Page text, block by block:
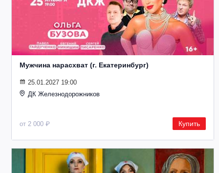
Мужчина нарасхват (г. Екатеринбург)
25.01.2027 19:00
ДК Железнодорожников
от 2 000 ₽ Купить